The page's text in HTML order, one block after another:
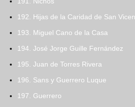
192. Hijas de la Caridad de San
193. Miguel Cano de la Casa
194. José Jorge Guille Fernández
195. Juan de Torres Rivera
196. Sans y Guerrero Luque
197. Guerrero